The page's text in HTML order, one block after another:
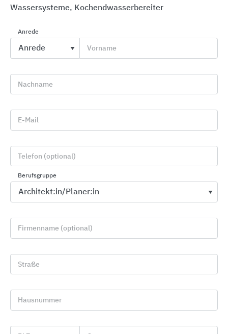
Maße und DesignsClassic ist erhältlich in
schwarz matt, verchromt gebürstet oder
verchromt glänzend, 2 Tabelau-Varianten
CLAGE Wassersysteme:
Untertisch-Geräte
Wassersysteme, Kochendwasserbereiter
Anrede
Vorname
Nachname
E-Mail
Telefon (optional)
Berufsgruppe
Firmenname (optional)
Straße
Hausnummer